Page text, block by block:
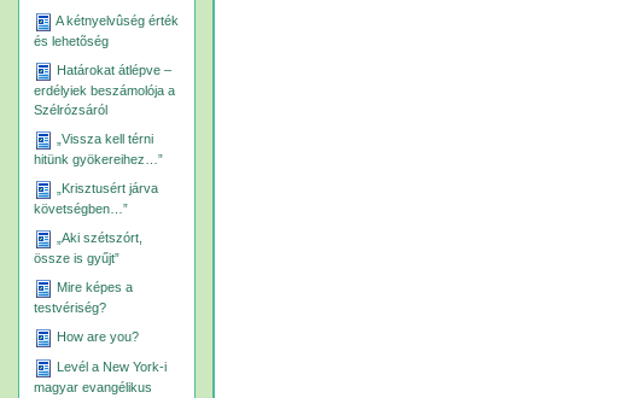
A kétnyelvûség érték
és lehetõség
Határokat átlépve –
erdélyiek beszámolója a
Szélrózsáról
„Vissza kell térni
hitünk gyökereihez…”
„Krisztusért járva
követségben…”
„Aki szétszórt,
össze is gyűjt”
Mire képes a
testvériség?
How are you?
Levél a New York-i
magyar evangélikus